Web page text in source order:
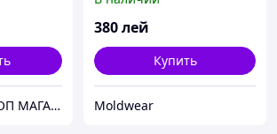
Магазин "ТВ-ШОП МАГАЗИН"
380лей
Купить
Moldwear